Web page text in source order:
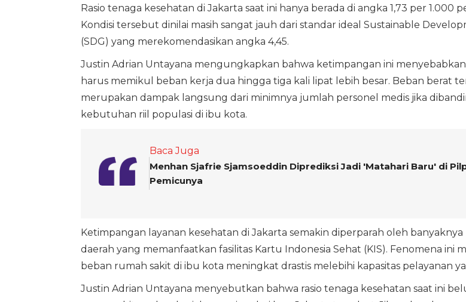
Rasio tenaga kesehatan di Jakarta saat ini hanya berada di angka 1,73 per 1.000
Kondisi tersebut dinilai masih sangat jauh dari standar ideal Sustainable
(SDG) yang merekomendasikan angka 4,45.
Justin Adrian Untayana mengungkapkan bahwa ketimpangan ini menyebabkan
harus memikul beban kerja dua hingga tiga kali lipat lebih besar. Beban berat
merupakan dampak langsung dari minimnya jumlah personel medis jika
kebutuhan riil populasi di ibu kota.
Baca Juga
Menhan Sjafrie Sjamsoeddin Diprediksi Jadi 'Matahari Baru' di
Pemicunya
Ketimpangan layanan kesehatan di Jakarta semakin diperparah oleh banyaknya
daerah yang memanfaatkan fasilitas Kartu Indonesia Sehat (KIS). Fenomena ini
beban rumah sakit di ibu kota meningkat drastis melebihi kapasitas pelayanan
Justin Adrian Untayana menyebutkan bahwa rasio tenaga kesehatan saat ini